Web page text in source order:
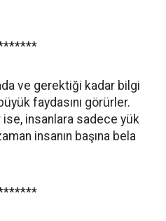
ve gerektiği kadar bilgi
faydasını görürler.
insanlara sadece yük
insanın başına bela